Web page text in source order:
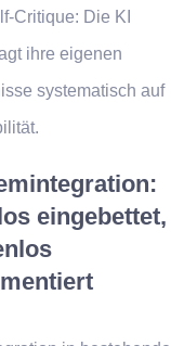
Critique: Die KI
ihre eigenen
systematisch auf
eingebettet,